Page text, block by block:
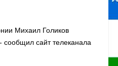
Михаил Голиков
сообщил сайт телеканала